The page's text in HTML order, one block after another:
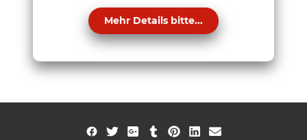
Mehr Details bitte...